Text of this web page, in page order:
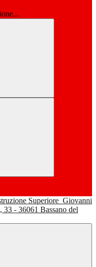
Superiore Giovanni
33 - 36061 Bassano del